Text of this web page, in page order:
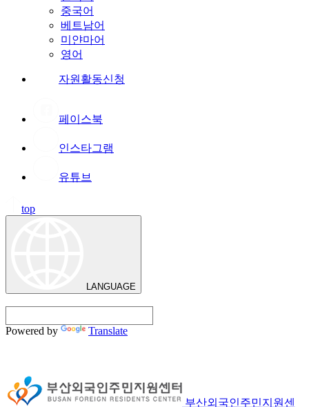
중국어
베트남어
미얀마어
영어
자원활동신청
페이스북
인스타그램
유튜브
top
LANGUAGE
Powered by Translate
부산외국인주민지원센